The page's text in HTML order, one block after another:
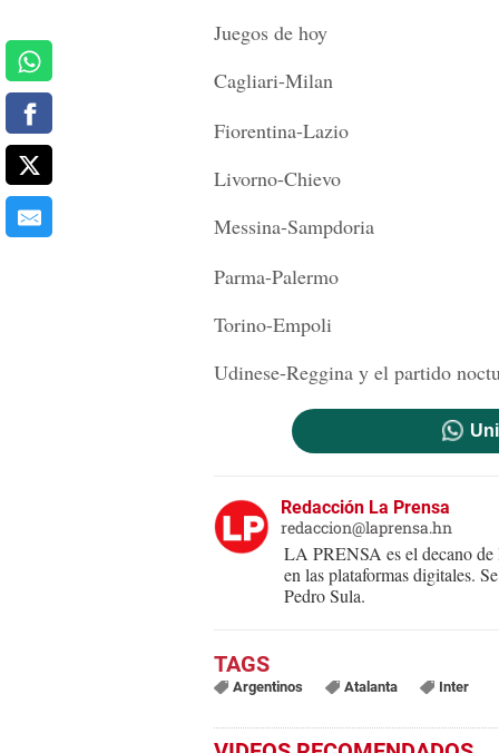
Juegos de hoy
Cagliari-Milan
Fiorentina-Lazio
Livorno-Chievo
Messina-Sampdoria
Parma-Palermo
Torino-Empoli
Udinese-Reggina y el partido
Redacción La Prensa
redaccion@laprensa.hn
LA PRENSA es el decano de
en las plataformas digitales.
Pedro Sula.
Argentinos Atalanta Inter